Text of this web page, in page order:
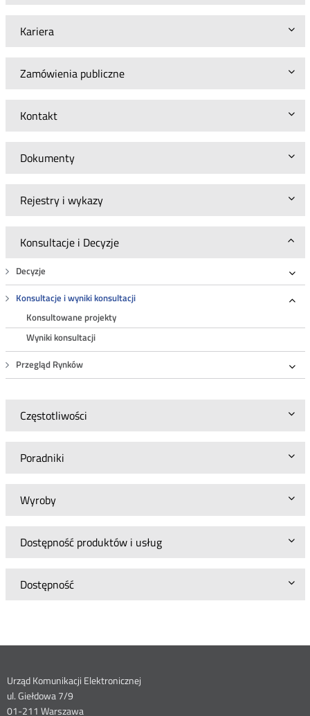
Kariera
Zamówienia publiczne
Kontakt
Dokumenty
Rejestry i wykazy
Konsultacje i Decyzje
Decyzje
Konsultacje i wyniki konsultacji
Konsultowane projekty
Wyniki konsultacji
Przegląd Rynków
Częstotliwości
Poradniki
Wyroby
Dostępność produktów i usług
Dostępność
Dane
Urząd Komunikacji Elektronicznej
ul. Giełdowa 7/9
01-211 Warszawa